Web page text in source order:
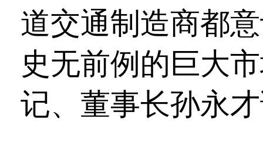
道交通制造商都
史无前例的巨大
记、董事长孙永